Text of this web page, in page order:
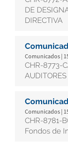
DE
DIRECTIVA
Comunicados |
CHR-8773-
Comunicados |
CHR-8781-
Fondos de